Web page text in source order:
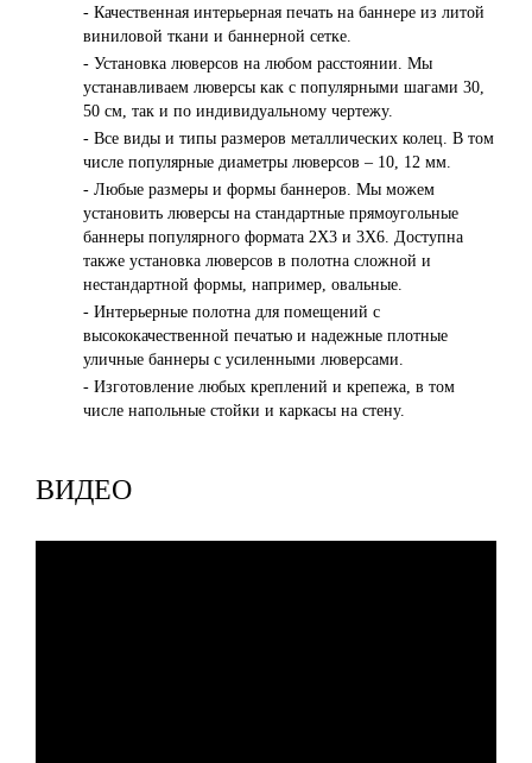
- Качественная интерьерная печать на баннере из литой
виниловой ткани и баннерной сетке.
- Установка люверсов на любом расстоянии. Мы
устанавливаем люверсы как с популярными шагами 30,
50 см, так и по индивидуальному чертежу.
- Все виды и типы размеров металлических колец. В том
числе популярные диаметры люверсов – 10, 12 мм.
- Любые размеры и формы баннеров. Мы можем
установить люверсы на стандартные прямоугольные
баннеры популярного формата 2Х3 и 3Х6. Доступна
также установка люверсов в полотна сложной и
нестандартной формы, например, овальные.
- Интерьерные полотна для помещений с
высококачественной печатью и надежные плотные
уличные баннеры с усиленными люверсами.
- Изготовление любых креплений и крепежа, в том
числе напольные стойки и каркасы на стену.
ВИДЕО